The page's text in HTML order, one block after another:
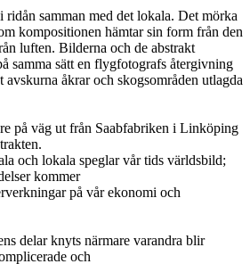
ridån samman med det lokala. Det mörka
kompositionen hämtar sin form från den
luften. Bilderna och de abstrakt
samma sätt en flygfotografs återgivning
avskurna åkrar och skogsområden utlagda
på väg ut från Saabfabriken i Linköping
och lokala speglar vår tids världsbild;
kommer
på vår ekonomi och
delar knyts närmare varandra blir
och